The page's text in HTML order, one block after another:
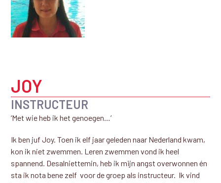
JOY
INSTRUCTEUR
‘Met wie heb ik het genoegen…’
Ik ben juf Joy. Toen ik elf jaar geleden naar Nederland kwam,
kon ik niet zwemmen. Leren zwemmen vond ik heel
spannend. Desalniettemin, heb ik mijn angst overwonnen én
sta ik nota bene zelf voor de groep als instructeur. Ik vind